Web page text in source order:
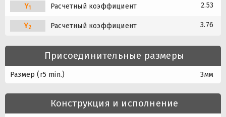
Y1 Расчетный коэффициент 2.53
Y2 Расчетный коэффициент 3.76
Присоединительные размеры
Размер (r5 min.) 3мм
Конструкция и исполнение